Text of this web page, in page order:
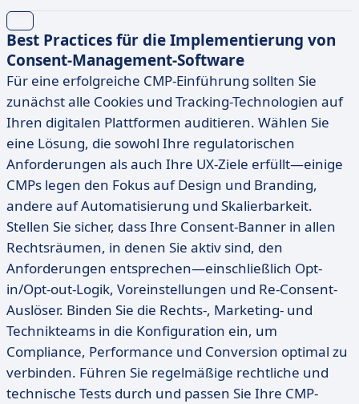
Best Practices für die Implementierung von
Consent-Management-Software
Für eine erfolgreiche CMP-Einführung sollten Sie
zunächst alle Cookies und Tracking-Technologien auf
Ihren digitalen Plattformen auditieren. Wählen Sie
eine Lösung, die sowohl Ihre regulatorischen
Anforderungen als auch Ihre UX-Ziele erfüllt—einige
CMPs legen den Fokus auf Design und Branding,
andere auf Automatisierung und Skalierbarkeit.
Stellen Sie sicher, dass Ihre Consent-Banner in allen
Rechtsräumen, in denen Sie aktiv sind, den
Anforderungen entsprechen—einschließlich Opt-
in/Opt-out-Logik, Voreinstellungen und Re-Consent-
Auslöser. Binden Sie die Rechts-, Marketing- und
Technikteams in die Konfiguration ein, um
Compliance, Performance und Conversion optimal zu
verbinden. Führen Sie regelmäßige rechtliche und
technische Tests durch und passen Sie Ihre CMP-